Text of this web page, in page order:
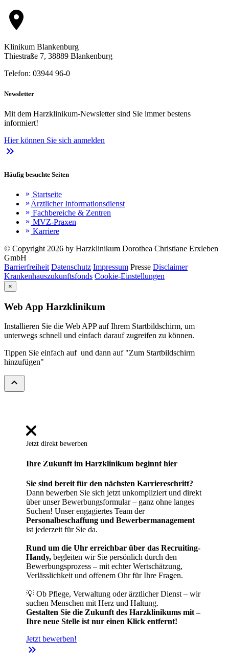
location_on
Klinikum Blankenburg
Thiestraße 7, 38889 Blankenburg
Telefon: 03944 96-0
Newsletter
Mit dem Harzklinikum-Newsletter sind Sie immer bestens
informiert!
Hier können Sie sich anmelden
keyboard_double_arrow_right
Häufig besuchte Seiten
keyboard_double_arrow_right Startseite
keyboard_double_arrow_right Ärztlicher Informationsdienst
keyboard_double_arrow_right Fachbereiche & Zentren
keyboard_double_arrow_right MVZ-Praxen
keyboard_double_arrow_right Karriere
© Copyright 2026 by Harzklinikum Dorothea Christiane Erxleben
GmbH
Barrierfreiheit Datenschutz Impressum Presse Disclaimer
Krankenhauszukunftsfonds Cookie-Einstellungen
×
Web App Harzklinikum
Installieren Sie die Web APP auf Ihrem Startbildschirm, um
unterwegs schnell und einfach darauf zugreifen zu können.
Tippen Sie einfach auf und dann auf "Zum Startbildschirm
hinzufügen"
expand_less
Jetzt direkt bewerben
Ihre Zukunft im Harzklinikum beginnt hier
Sie sind bereit für den nächsten Karriereschritt?
Dann bewerben Sie sich jetzt unkompliziert und direkt
über unser Bewerbungsformular – ganz ohne langes
Suchen! Unser engagiertes Team der
Personalbeschaffung und Bewerbermanagement
ist jederzeit für Sie da.
Rund um die Uhr erreichbar über das Recruiting-
Handy, begleiten wir Sie persönlich durch den
Bewerbungsprozess – mit echter Wertschätzung,
Verlässlichkeit und offenem Ohr für Ihre Fragen.
💡 Ob Pflege, Verwaltung oder ärztlicher Dienst – wir
suchen Menschen mit Herz und Haltung.
Gestalten Sie die Zukunft des Harzklinikums mit –
Ihre neue Stelle ist nur einen Klick entfernt!
Jetzt bewerben!
keyboard_double_arrow_right